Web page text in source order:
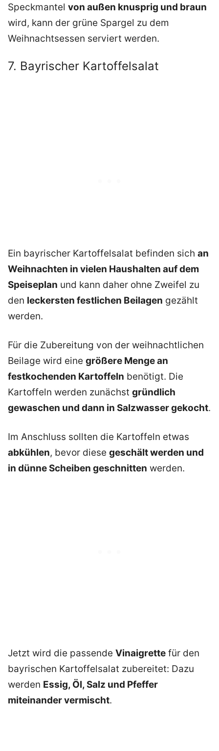
Speckmantel von außen knusprig und braun
wird, kann der grüne Spargel zu dem
Weihnachtsessen serviert werden.
7. Bayrischer Kartoffelsalat
Ein bayrischer Kartoffelsalat befinden sich an
Weihnachten in vielen Haushalten auf dem
Speiseplan und kann daher ohne Zweifel zu
den leckersten festlichen Beilagen gezählt
werden.
Für die Zubereitung von der weihnachtlichen
Beilage wird eine größere Menge an
festkochenden Kartoffeln benötigt. Die
Kartoffeln werden zunächst gründlich
gewaschen und dann in Salzwasser gekocht.
Im Anschluss sollten die Kartoffeln etwas
abkühlen, bevor diese geschält werden und
in dünne Scheiben geschnitten werden.
Jetzt wird die passende Vinaigrette für den
bayrischen Kartoffelsalat zubereitet: Dazu
werden Essig, Öl, Salz und Pfeffer
miteinander vermischt.